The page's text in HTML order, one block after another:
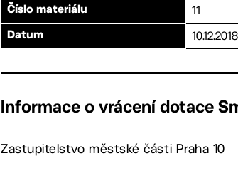
Číslo materiálu 11
Datum 10.12.2018
Informace o vrácení dotace
Zastupitelstvo městské části Praha 10